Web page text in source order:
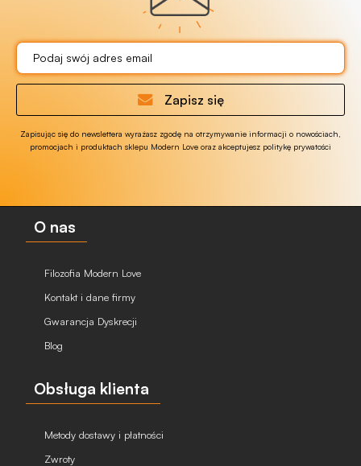
Zapisz się
Zapisując się do newslettera wyrażasz zgodę na otrzymywanie informacji o nowościach,
promocjach i produktach sklepu Modern Love oraz akceptujesz politykę prywatości
O nas
Filozofia Modern Love
Kontakt i dane firmy
Gwarancja Dyskrecji
Blog
Obsługa klienta
Metody dostawy i płatności
Zwroty